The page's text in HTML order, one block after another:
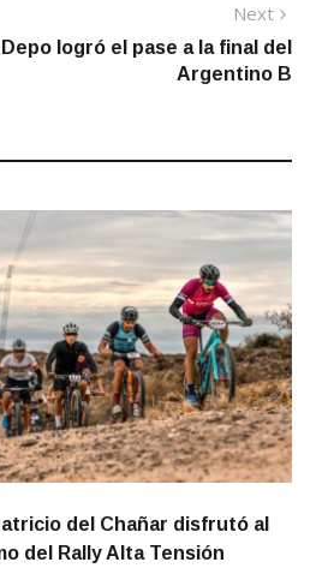
Next
post:
logró el pase a la final del
Argentino B
del Chañar disfrutó al
del Rally Alta Tensión